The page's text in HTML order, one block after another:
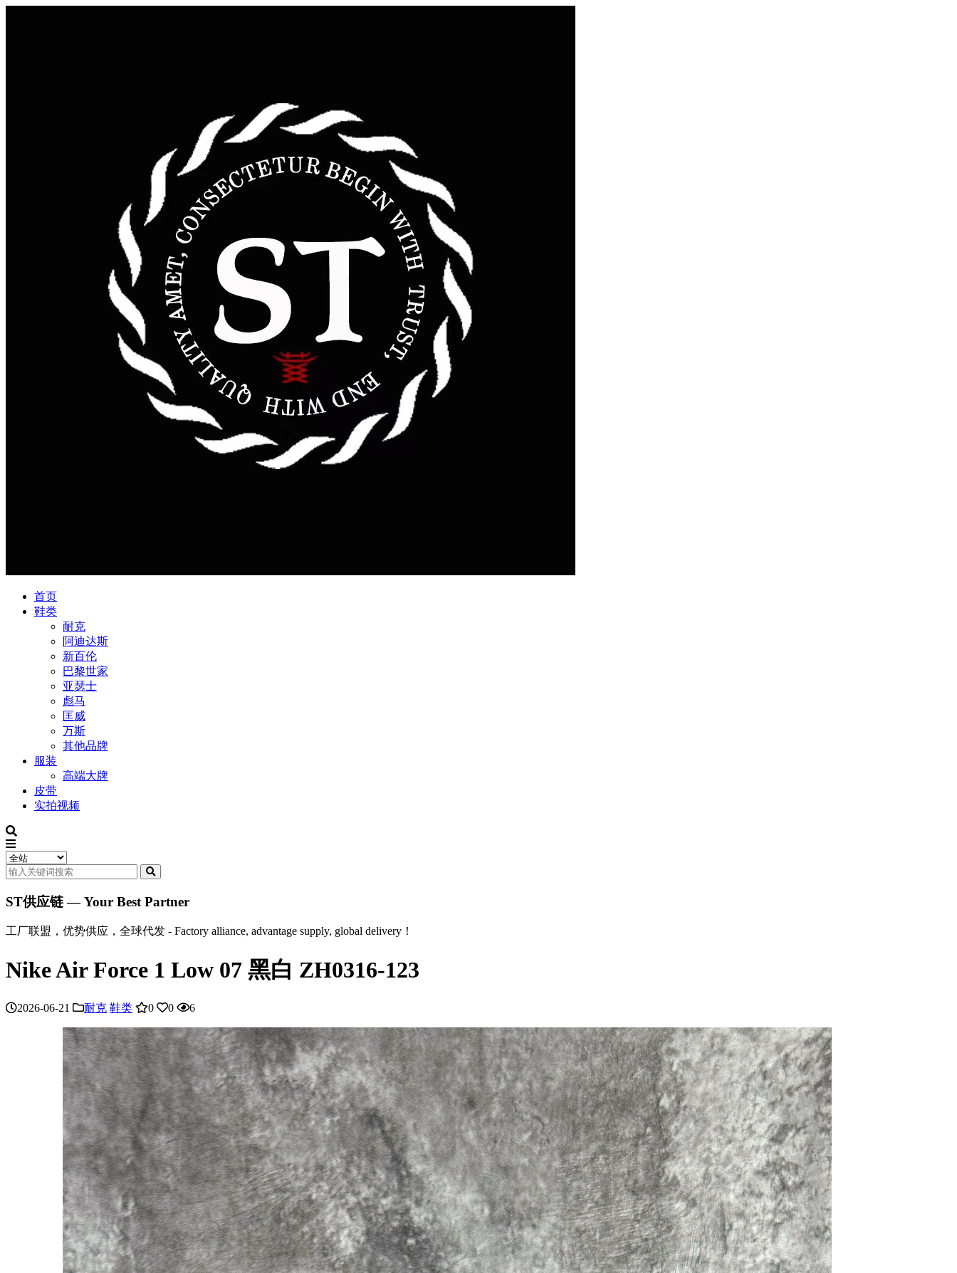
首页
鞋类
耐克
阿迪达斯
新百伦
巴黎世家
亚瑟士
彪马
匡威
万斯
其他品牌
服装
高端大牌
皮带
实拍视频
ST供应链 — Your Best Partner
工厂联盟，优势供应，全球代发 - Factory alliance, advantage supply, global delivery！
Nike Air Force 1 Low 07 黑白 ZH0316-123
2026-06-21 耐克 鞋类 0 0 6